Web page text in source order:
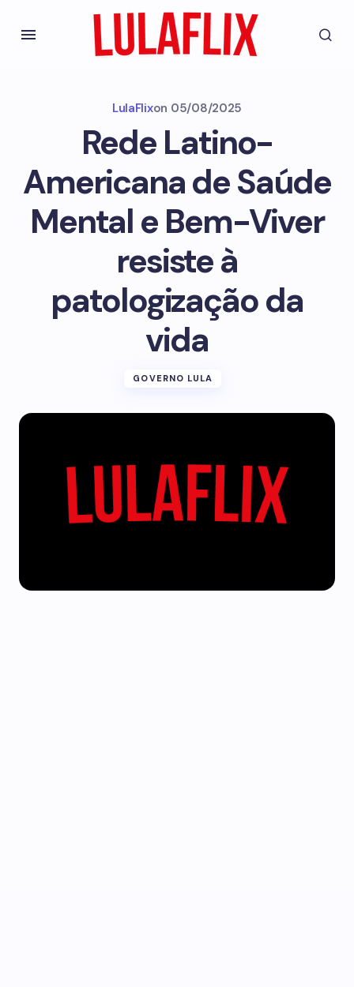
LulaFlixon 05/08/2025
Rede Latino-
Americana de Saúde
Mental e Bem-Viver
resiste à
patologização da
vida
GOVERNO LULA